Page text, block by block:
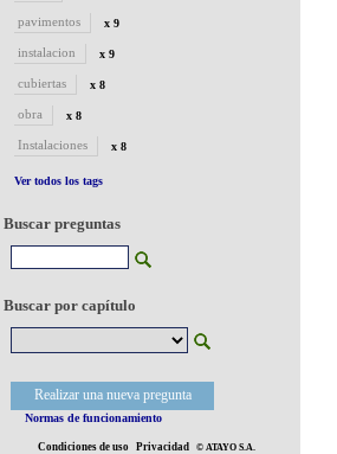
pavimentos x 9
instalacion x 9
cubiertas x 8
obra x 8
Instalaciones x 8
Ver todos los tags
Buscar preguntas
Buscar por capítulo
Realizar una nueva pregunta
Normas de funcionamiento
Condiciones de uso Privacidad © ATAYO S.A.